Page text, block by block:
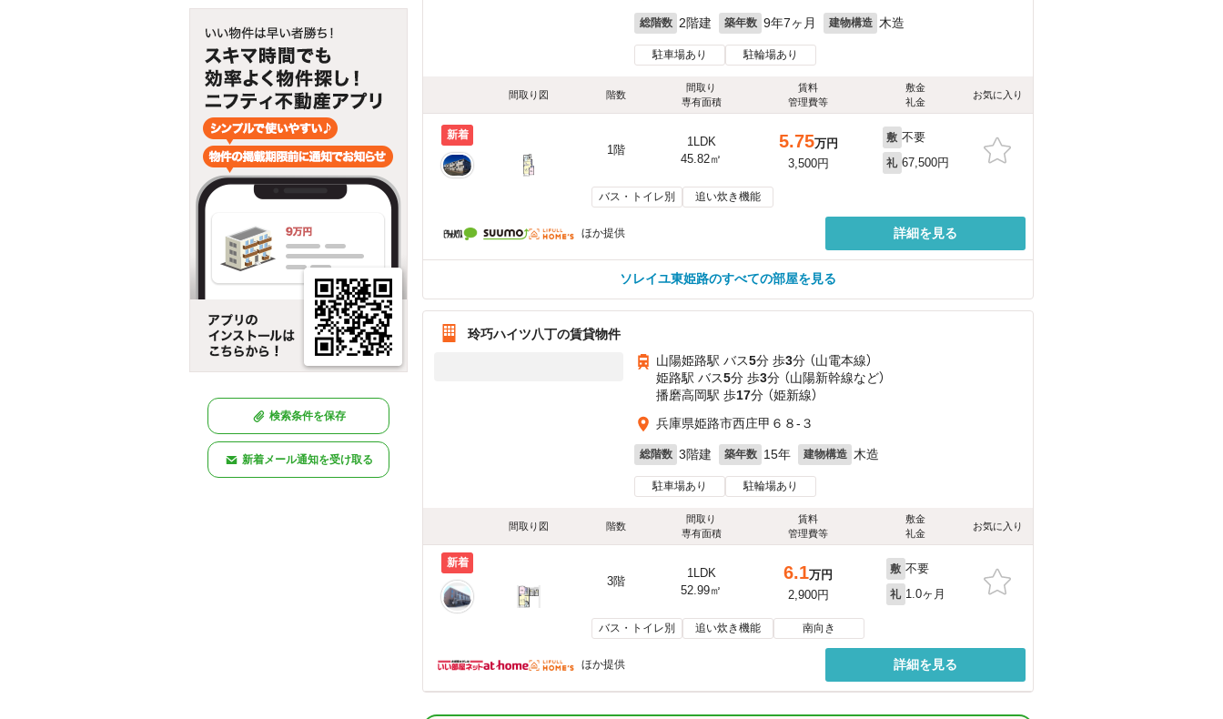
検索条件を保存
新着メール通知を受け取る
総階数 2階建 築年数 9年7ヶ月 建物構造 木造
駐車場あり 駐輪場あり
間取り図 階数
間取り
専有面積
賃料
管理費等
敷金
礼金
お気に入り
新着
1階
1LDK
45.82㎡
5.75万円
3,500円
敷 不要
礼 67,500円
バス・トイレ別 追い炊き機能
ほか提供 詳細を見る
ソレイユ東姫路のすべての部屋を見る
玲巧ハイツ八丁の賃貸物件
山陽姫路駅 バス5分 歩3分 （山電本線）
姫路駅 バス5分 歩3分 （山陽新幹線など）
播磨高岡駅 歩17分 （姫新線）
兵庫県姫路市西庄甲６８-３
総階数 3階建 築年数 15年 建物構造 木造
駐車場あり 駐輪場あり
間取り図 階数
間取り
専有面積
賃料
管理費等
敷金
礼金
お気に入り
新着
3階
1LDK
52.99㎡
6.1万円
2,900円
敷 不要
礼 1.0ヶ月
バス・トイレ別 追い炊き機能 南向き
ほか提供 詳細を見る